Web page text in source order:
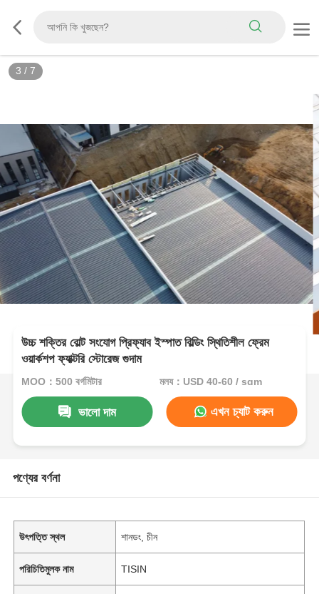
3 / 7
উচ্চ শক্তির বোল্ট সংযোগ প্রিফ্যাব ইস্পাত বিল্ডিং স্থিতিশীল ফ্রেম
ওয়ার্কশপ ফ্যাক্টরি স্টোরেজ গুদাম
MOQ：500 বর্গমিটার মূল্য：USD 40-60 / sqm
ভালো দাম এখন চ্যাট করুন
পণ্যের বর্ণনা
উৎপত্তি স্থল শানডং, চীন
পরিচিতিমুলক নাম TISIN